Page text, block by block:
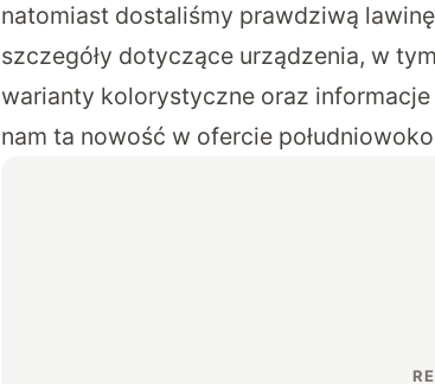
natomiast dostaliśmy prawdziwą
szczegóły dotyczące urządzenia, w
warianty kolorystyczne oraz
nam ta nowość w ofercie